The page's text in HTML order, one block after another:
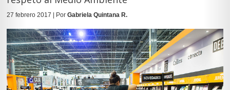
27 febrero 2017 | Por Gabriela Quintana R.